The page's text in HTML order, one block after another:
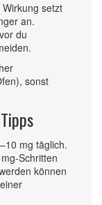
setzt
an.
du
sonst
mg täglich.
Schritten
können